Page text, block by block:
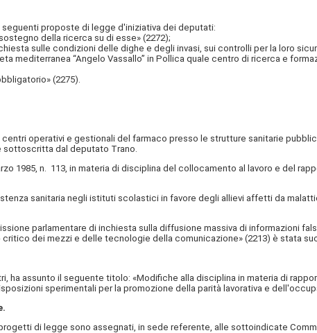
proposte di legge d'iniziativa dei deputati:
della ricerca su di esse» (2272);
sulle condizioni delle dighe e degli invasi, sui controlli per la loro
“Angelo Vassallo” in Pollica quale centro di ricerca e
(2275).
operativi e gestionali del farmaco presso le strutture sanitarie
sottoscritta dal deputato Trano.
1985, n. 113, in materia di disciplina del collocamento al lavoro e del
sanitaria negli istituti scolastici in favore degli allievi affetti da
parlamentare di inchiesta sulla diffusione massiva di informazioni
dei mezzi e delle tecnologie della comunicazione» (2213) è stata
assunto il seguente titolo: «Modifiche alla disciplina in materia di
sperimentali per la promozione della parità lavorativa e
di legge sono assegnati, in sede referente, alle sottoindicate